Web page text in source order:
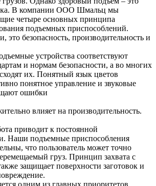
В компании ООО Шмальц мы
четыре основных принципа
подъемных приспособлений.
безопасность, производительность и
устройства соответствуют
и нормам безопасности, а во многих
их. Понятный язык цветов
понятное управление и звуковые
ошибки
влияет на производительность.
приводит к постоянной
Наши подъемные приспособления
что пользователь может точно
груз. Принцип захвата с
защищает поверхности заготовок и